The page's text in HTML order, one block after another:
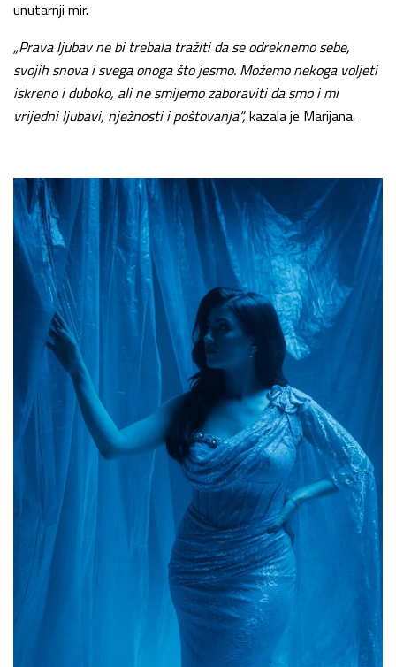
unutarnji mir.
„Prava ljubav ne bi trebala tražiti da se odreknemo sebe,
svojih snova i svega onoga što jesmo. Možemo nekoga voljeti
iskreno i duboko, ali ne smijemo zaboraviti da smo i mi
vrijedni ljubavi, nježnosti i poštovanja“,kazala je Marijana.